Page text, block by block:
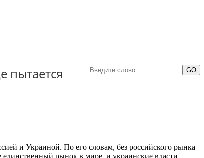
пытается
и Украиной. По его словам, без российского рынка